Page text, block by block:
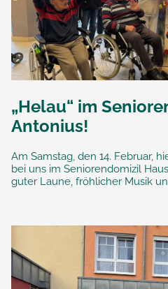
„Helau“ im
Antonius!
Am Samstag, den 14. Februar,
bei uns im Seniorendomizil
guter Laune, fröhlicher Musik